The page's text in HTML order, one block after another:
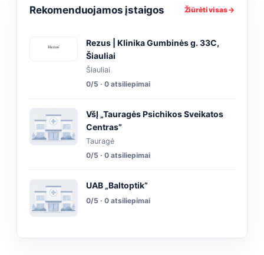
Rekomenduojamos įstaigos Žiūrėti visas →
Rezus | Klinika Gumbinės g. 33C,
Šiauliai
Šiauliai
0/5 · 0 atsiliepimai
VšĮ „Tauragės Psichikos Sveikatos
Centras”
Tauragė
0/5 · 0 atsiliepimai
UAB „Baltoptik”
0/5 · 0 atsiliepimai